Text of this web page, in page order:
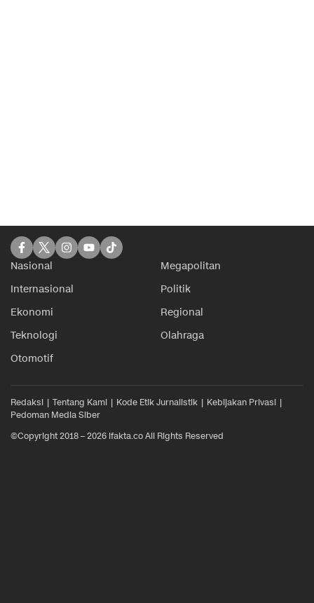
Nasional
Megapolitan
Internasional
Politik
Ekonomi
Regional
Teknologi
Olahraga
Otomotif
Redaksi Tentang Kami Kode Etik Jurnalistik
Kebijakan Privasi
Pedoman Media Siber
©Copyright 2018 – 2026 ifakta.co All Rights Reserved